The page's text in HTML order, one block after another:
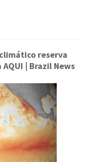
reserva
| Brazil News